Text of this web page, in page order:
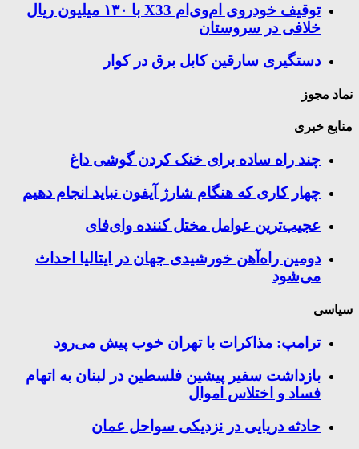
توقیف خودروی ام‌وی‌ام X33 با ۱۳۰ میلیون ریال
خلافی در سروستان
دستگیری سارقین کابل برق در کوار
نماد مجوز
منابع خبری
چند راه‌ ساده برای خنک کردن گوشی داغ
چهار کاری که هنگام شارژ آیفون نباید انجام دهیم
عجیب‌ترین عوامل مختل کننده وای‌فای
دومین راه‌آهن خورشیدی جهان در ایتالیا احداث
می‌شود
سیاسی
ترامپ: مذاکرات با تهران خوب پیش می‌رود
بازداشت سفیر پیشین فلسطین در لبنان به اتهام
فساد و اختلاس اموال
حادثه دریایی در نزدیکی سواحل عمان